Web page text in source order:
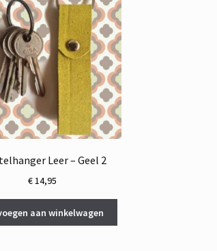
Leer – Geel 2
€14,95
aan winkelwagen